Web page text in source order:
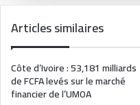
Articles similaires
Côte d’Ivoire : 53,181 milliards
de FCFA levés sur le marché
financier de l’UMOA